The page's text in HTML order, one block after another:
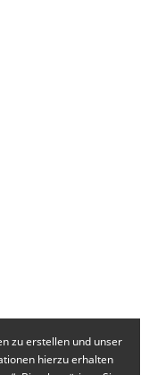
zu erstellen und unser
hierzu erhalten